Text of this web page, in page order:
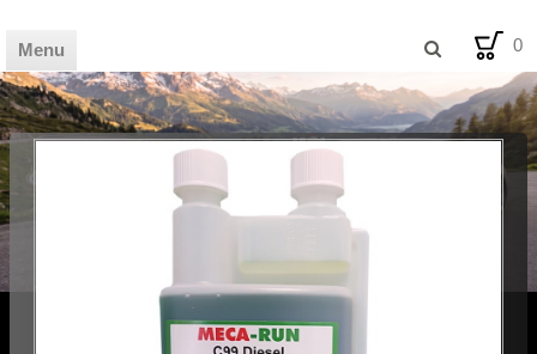
0
Menu